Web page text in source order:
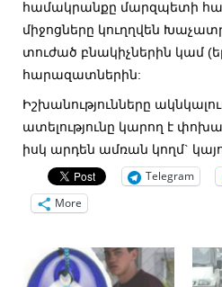
համակրանքը մարզպետի
միջոցները կուղղվեն
տուժած բնակիչներին կամ
հարազատներին:
Իշխանությունները
ատելությունը կարող է
իսկ արդեն ամռան կողմ`
Telegram
More